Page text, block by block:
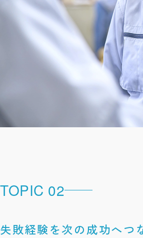
TOPIC 02
失敗経験を次の成功へつ